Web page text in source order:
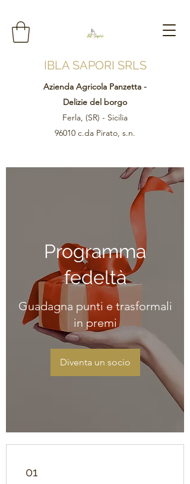
IBLA SAPORI SRLS
Azienda Agricola Panzetta -
Delizie del borgo
Ferla, (SR) - Sicilia
96010 c.da Pirato, s.n.
Programma
fedeltà
Guadagna punti e trasformali
in premi
Diventa un socio
01